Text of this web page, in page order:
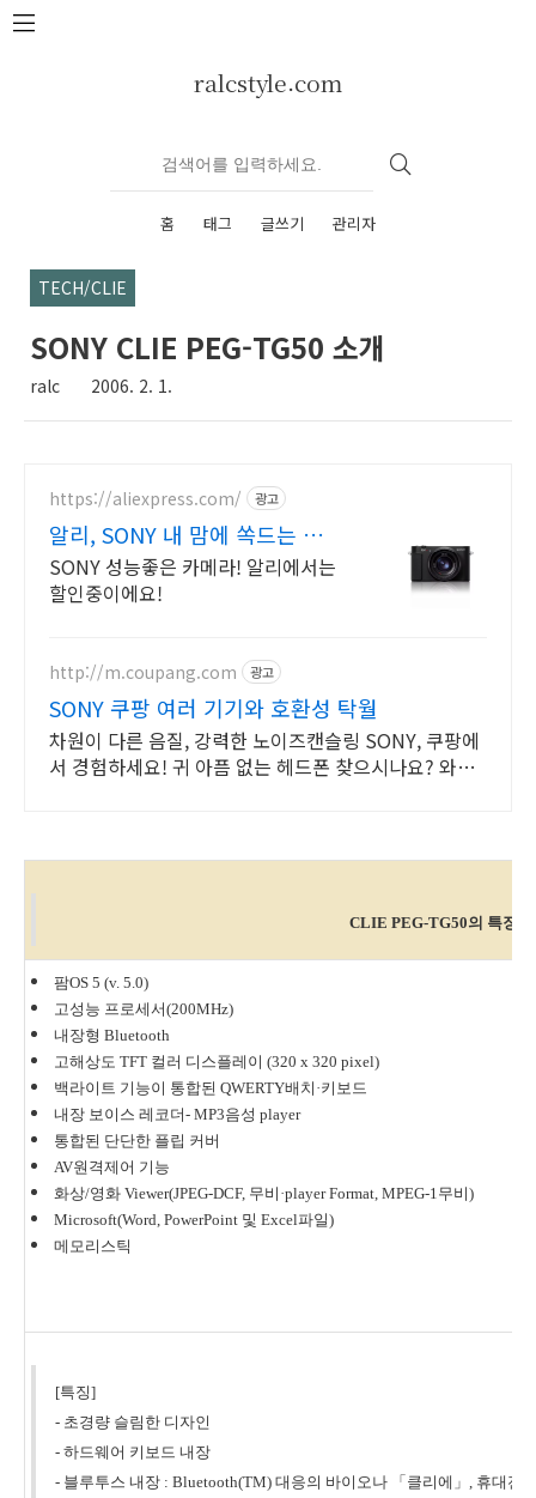
본문 바로가기
ralcstyle.com
홈 태그 글쓰기 관리자
TECH/CLIE
SONY CLIE PEG-TG50 소개
ralc 2006. 2. 1.
https://aliexpress.com/ 광고
알리, SONY 내 맘에 쏙드는 오
늘의 특가
SONY 성능좋은 카메라! 알리에서는
할인중이에요!
http://m.coupang.com 광고
SONY 쿠팡 여러 기기와 호환성 탁월
차원이 다른 음질, 강력한 노이즈캔슬링 SONY, 쿠팡에
서 경험하세요! 귀 아픔 없는 헤드폰 찾으시나요? 와우
CLIE PEG-TG50의 특징
팜OS 5 (v. 5.0)
고성능 프로세서(200MHz)
내장형 Bluetooth
고해상도 TFT 컬러 디스플레이 (320 x 320 pixel)
백라이트 기능이 통합된 QWERTY배치·키보드
내장 보이스 레코더- MP3음성 player
통합된 단단한 플립 커버
AV원격제어 기능
화상/영화 Viewer(JPEG-DCF, 무비·player Format, MPEG-1무비)
Microsoft(Word, PowerPoint 및 Excel파일)
메모리스틱
[특징]
- 초경량 슬림한 디자인
- 하드웨어 키보드 내장
- 블루투스 내장 : Bluetooth(TM) 대응의 바이오나 「클리에」, 휴대전